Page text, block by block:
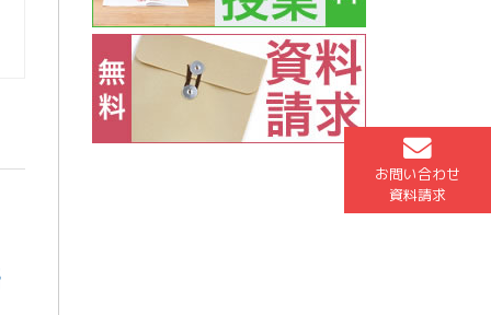
お問い合わせ
資料請求